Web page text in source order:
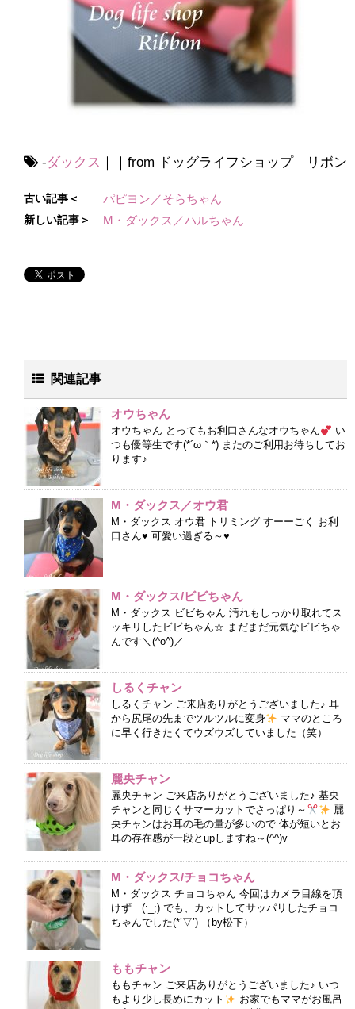
-ダックス ｜｜from ドッグライフショップ リボン
古い記事＜ パピヨン／そらちゃん
新しい記事＞ M・ダックス／ハルちゃん
関連記事
オウちゃん
オウちゃん とってもお利口さんなオウちゃん
い
つも優等生です(*´ω｀*) またのご利用お待ちしてお
ります♪
M・ダックス／オウ君
M・ダックス オウ君 トリミング すーーごく お利
口さん♥ 可愛い過ぎる～♥
M・ダックス/ビビちゃん
M・ダックス ビビちゃん 汚れもしっかり取れてス
ッキリしたビビちゃん☆ まだまだ元気なビビちゃ
んです＼(^o^)／
しるくチャン
しるくチャン ご来店ありがとうございました♪ 耳
から尻尾の先までツルツルに変身
ママのところ
に早く行きたくてウズウズしていました（笑）
麗央チャン
麗央チャン ご来店ありがとうございました♪ 基央
チャンと同じくサマーカットでさっぱり～
麗
央チャンはお耳の毛の量が多いので 体が短いとお
耳の存在感が一段とupしますね～(^^)v
M・ダックス/チョコちゃん
M・ダックス チョコちゃん 今回はカメラ目線を頂
けず…(:_;) でも、カットしてサッパリしたチョコ
ちゃんでした(*’▽’) （by松下）
ももチャン
ももチャン ご来店ありがとうございました♪ いつ
もより少し長めにカット
お家でもママがお風呂